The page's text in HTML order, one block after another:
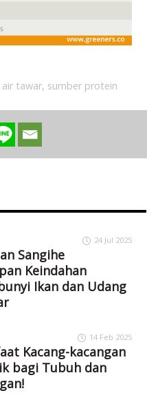
air tawar, sumber protein
24 Jul 2025
Sangihe
Keindahan
Ikan dan Udang
14 Feb 2025
Kacang-kacangan
bagi Tubuh dan